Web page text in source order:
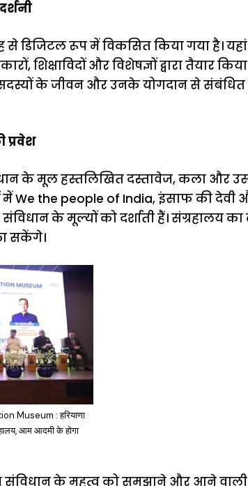
से डिजिटल रूप में विकसित किया गया है।
शिक्षाविदों और विशेषज्ञों द्वारा तैयार
सदस्यों के जीवन और उनके योगदान से
प्रवेश
के मूल हस्तलिखित दस्तावेज, कला और उससे
We the people of India, इंसाफ की देवी
संविधान के मूल्यों को दर्शाती हैं। संग्रहालय
सकेंगे।
Museum : हरियाणा
आम आदमी के होगा
संविधान के महत्व को समझाने और आने वाली